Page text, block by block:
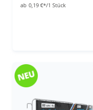
ab 0,19 €*/1 Stück